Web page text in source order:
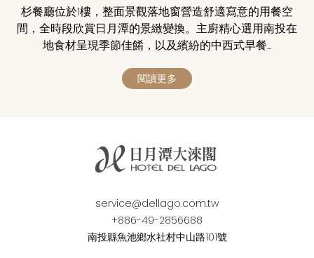
杉餐廳位於1樓，整面景觀落地窗營造舒適寫意的用餐空
間，全時段欣賞日月潭的景緻變換。主廚精心選用南投在
地食材呈現季節佳餚，以及繽紛的中西式早餐...
閱讀更多
service@dellago.com.tw
+886-49-2856688
南投縣魚池鄉水社村中山路101號